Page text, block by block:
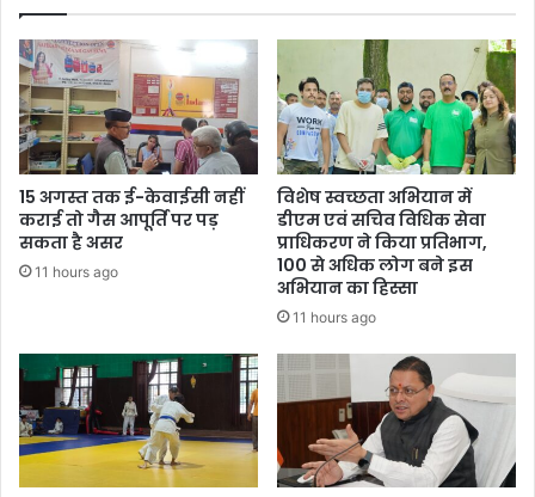
15 अगस्त तक ई-केवाईसी नहीं
कराई तो गैस आपूर्ति पर पड़
सकता है असर
11 hours ago
विशेष स्वच्छता अभियान में
डीएम एवं सचिव विधिक सेवा
प्राधिकरण ने किया प्रतिभाग,
100 से अधिक लोग बने इस
अभियान का हिस्सा
11 hours ago